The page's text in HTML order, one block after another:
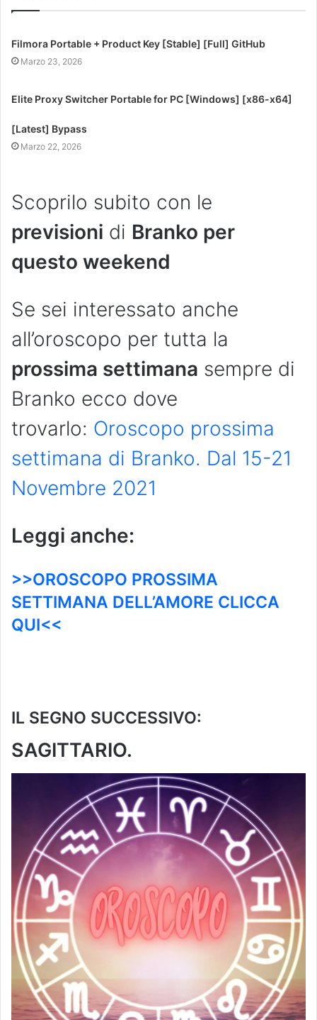
Filmora Portable + Product Key [Stable] [Full] GitHub
Marzo 23, 2026
Elite Proxy Switcher Portable for PC [Windows] [x86-x64]
[Latest] Bypass
Marzo 22, 2026
Scoprilo subito con le
previsioni di Branko per
questo weekend
Se sei interessato anche
all’oroscopo per tutta la
prossima settimana sempre di
Branko ecco dove
trovarlo: Oroscopo prossima
settimana di Branko. Dal 15-21
Novembre 2021
Leggi anche:
>>OROSCOPO PROSSIMA
SETTIMANA DELL’AMORE CLICCA
QUI<<
IL SEGNO SUCCESSIVO:
SAGITTARIO.